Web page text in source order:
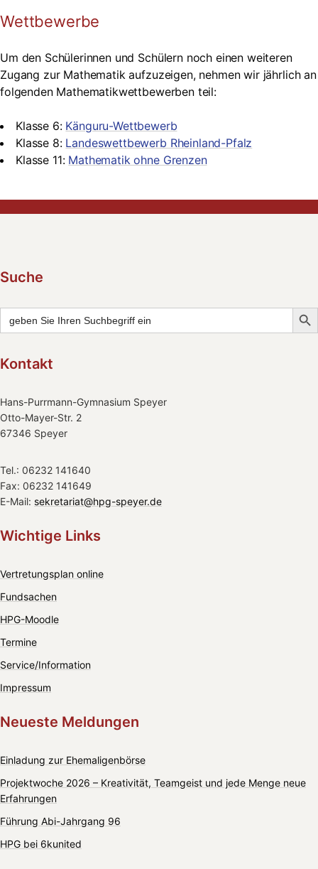
Wettbewerbe
Um den Schülerinnen und Schülern noch einen weiteren
Zugang zur Mathematik aufzuzeigen, nehmen wir jährlich an
folgenden Mathematikwettbewerben teil:
Klasse 6: Känguru-Wettbewerb
Klasse 8: Landeswettbewerb Rheinland-Pfalz
Klasse 11: Mathematik ohne Grenzen
Suche
Search
for:
Kontakt
Hans-Purrmann-Gymnasium Speyer
Otto-Mayer-Str. 2
67346 Speyer
Tel.: 06232 141640
Fax: 06232 141649
E-Mail: sekretariat@hpg-speyer.de
Wichtige Links
Vertretungsplan online
Fundsachen
HPG-Moodle
Termine
Service/Information
Impressum
Neueste Meldungen
Einladung zur Ehemaligenbörse
Projektwoche 2026 – Kreativität, Teamgeist und jede Menge neue
Erfahrungen
Führung Abi-Jahrgang 96
HPG bei 6kunited